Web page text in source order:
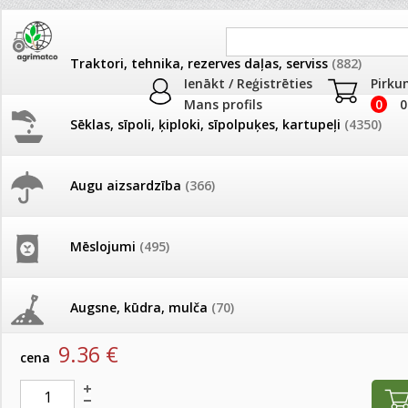
Ienākt / Reģistrēties
Mans profils
0
Traktori, tehnika, rezerves daļas, serviss (882)
Sēklas, sīpoli, ķiploki, sīpolpuķes, kartupeļi (4350)
Augu aizsardzība (366)
Mēslojumi (495)
Augsne, kūdra, mulča (70)
Podi un kasetes
JAUNUMI
Pašlasīšanas vietu katalogs
26.05. Vebinārs - Kā ierobežot
gliemežus piemājas dārzā un
Ūdens piemērotības noteikšana
AKCIJAS
frēze + mulčieris +
AKCIJAS komplekts -
Dezinfekcija, tīrīšana,
Produkti »Dezinfekcija, tīrīšana, mazgāšana
SOFTCARE Ādas tīrītājs 120ml
artikuls: 712480 EAN:6416977712480
cena 9.36 €